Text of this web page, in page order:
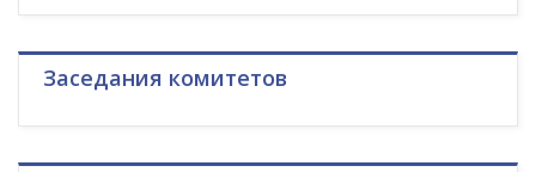
Заседания комитетов